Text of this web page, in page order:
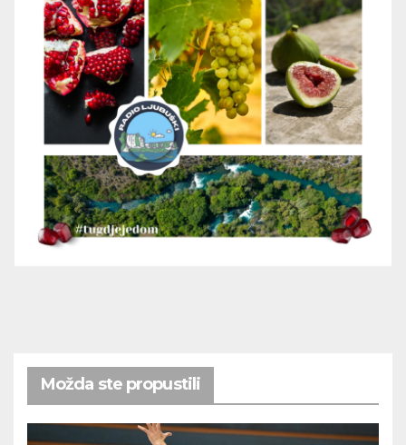
Možda ste propustili